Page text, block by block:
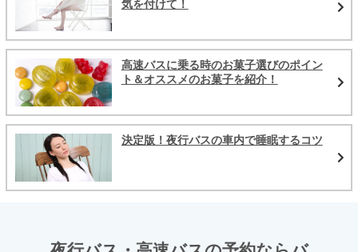
気を付けて！
高速バスに乗る時のお菓子選びのポイン
ト＆オススメのお菓子を紹介！
決定版！夜行バスの車内で睡眠するコツ